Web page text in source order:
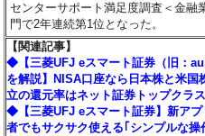
センターサポート満足度調査＜金融
門で2年連続第1位となった。
【関連記事】
◆【三菱UFJ eスマート証券（旧：
を解説】NISA口座なら日本株と米
立の還元率はネット証券トップクラス
◆【三菱UFJ eスマート証券】新ア
者でもサクサク使える｢シンプルな